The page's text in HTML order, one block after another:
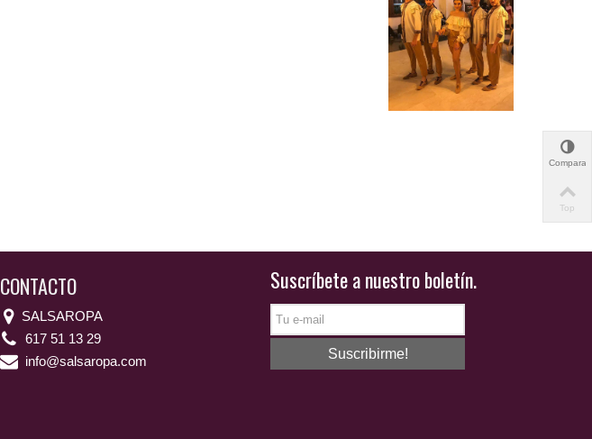
CONTACTO
SALSAROPA
617 51 13 29
info@salsaropa.com
Suscríbete a nuestro boletín.
Suscribirme!
Comparar
Top